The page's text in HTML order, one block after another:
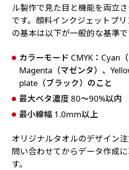
ル製作で見た目と機能を両立
です。顔料インクジェットプ
の基本は以下が一般的な基準で
カラーモード CMYK：Cyan（
Magenta（マゼンタ）、
plate（ブラック）のこと
最大ベタ濃度 80〜90%以内
最小線幅 1.0mm以上
オリジナルタオルのデザイン
問い合わせてからデータ作成
す。